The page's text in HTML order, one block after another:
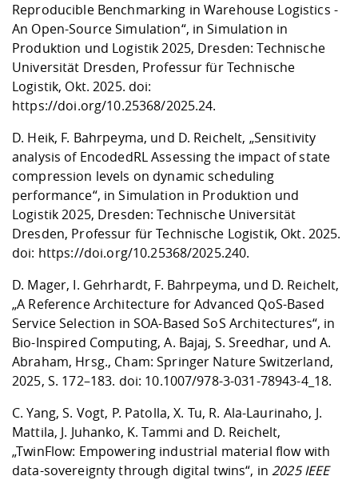
Reproducible Benchmarking in Warehouse Logistics -
An Open-Source Simulation“, in Simulation in
Produktion und Logistik 2025, Dresden: Technische
Universität Dresden, Professur für Technische
Logistik, Okt. 2025. doi:
https://doi.org/10.25368/2025.24.
D. Heik, F. Bahrpeyma, und D. Reichelt, „Sensitivity
analysis of EncodedRL Assessing the impact of state
compression levels on dynamic scheduling
performance“, in Simulation in Produktion und
Logistik 2025, Dresden: Technische Universität
Dresden, Professur für Technische Logistik, Okt. 2025.
doi: https://doi.org/10.25368/2025.240.
D. Mager, I. Gehrhardt, F. Bahrpeyma, und D. Reichelt,
„A Reference Architecture for Advanced QoS-Based
Service Selection in SOA-Based SoS Architectures“, in
Bio-Inspired Computing, A. Bajaj, S. Sreedhar, und A.
Abraham, Hrsg., Cham: Springer Nature Switzerland,
2025, S. 172–183. doi: 10.1007/978-3-031-78943-4_18.
C. Yang, S. Vogt, P. Patolla, X. Tu, R. Ala-Laurinaho, J.
Mattila, J. Juhanko, K. Tammi and D. Reichelt,
„TwinFlow: Empowering industrial material flow with
data-sovereignty through digital twins“, in2025 IEEE